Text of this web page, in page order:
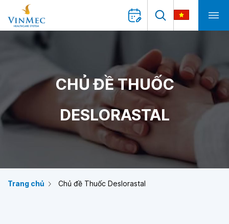
CHỦ ĐỀ THUỐC
DESLORASTAL
Trang chủ Chủ đề Thuốc Deslorastal